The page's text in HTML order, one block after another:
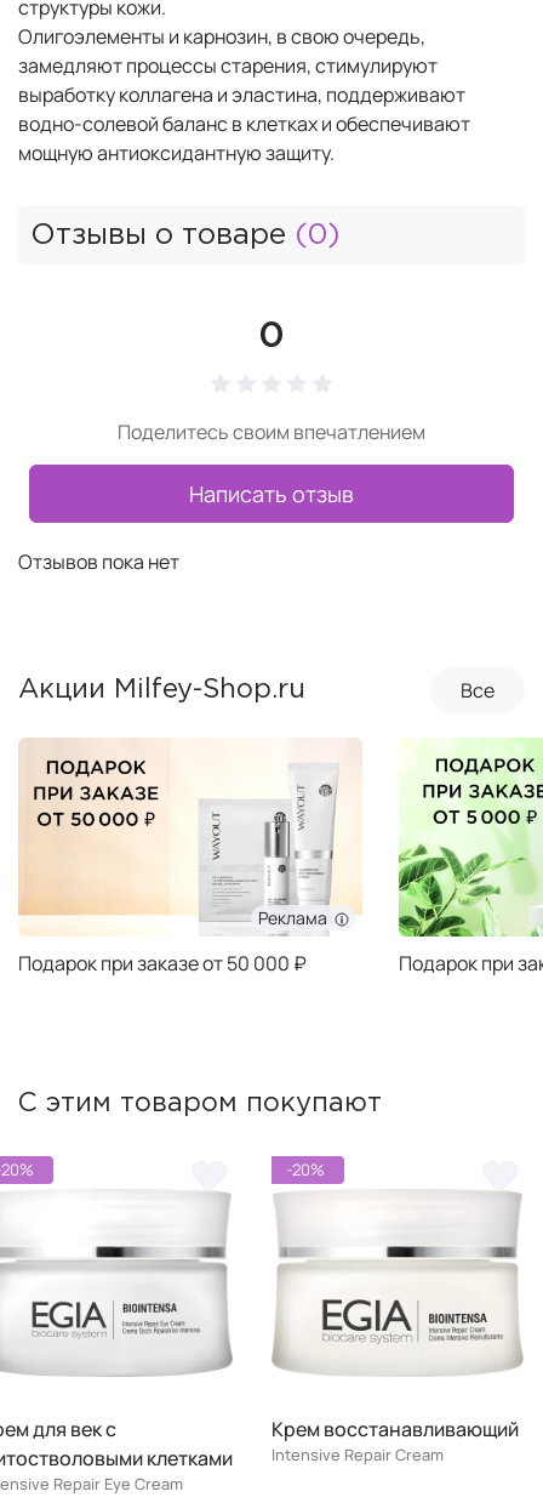
структуры кожи.
Олигоэлементы и карнозин, в свою очередь,
замедляют процессы старения, стимулируют
выработку коллагена и эластина, поддерживают
водно-солевой баланс в клетках и обеспечивают
мощную антиоксидантную защиту.
Отзывы о товаре (0)
0
Поделитесь своим впечатлением
Написать отзыв
Отзывов пока нет
Акции Milfey-Shop.ru Все
Реклама
Подарок при заказе от 50 000 ₽ Подарок при
С этим товаром покупают
для век с
клетками
Repair Eye Cream
-20%
Крем восстанавливающий
Intensive Repair Cream